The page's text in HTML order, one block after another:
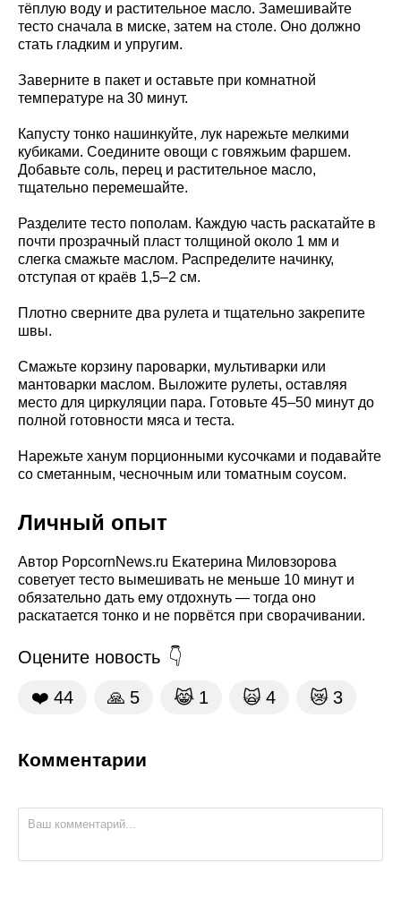
тёплую воду и растительное масло. Замешивайте
тесто сначала в миске, затем на столе. Оно должно
стать гладким и упругим.
Заверните в пакет и оставьте при комнатной
температуре на 30 минут.
Капусту тонко нашинкуйте, лук нарежьте мелкими
кубиками. Соедините овощи с говяжьим фаршем.
Добавьте соль, перец и растительное масло,
тщательно перемешайте.
Разделите тесто пополам. Каждую часть раскатайте в
почти прозрачный пласт толщиной около 1 мм и
слегка смажьте маслом. Распределите начинку,
отступая от краёв 1,5–2 см.
Плотно сверните два рулета и тщательно закрепите
швы.
Смажьте корзину пароварки, мультиварки или
мантоварки маслом. Выложите рулеты, оставляя
место для циркуляции пара. Готовьте 45–50 минут до
полной готовности мяса и теста.
Нарежьте ханум порционными кусочками и подавайте
со сметанным, чесночным или томатным соусом.
Личный опыт
Автор PopcornNews.ru Екатерина Миловзорова
советует тесто вымешивать не меньше 10 минут и
обязательно дать ему отдохнуть — тогда оно
раскатается тонко и не порвётся при сворачивании.
Оцените новость
❤️ 44 🙏 5 😹 1 🙀 4 😿 3
Комментарии